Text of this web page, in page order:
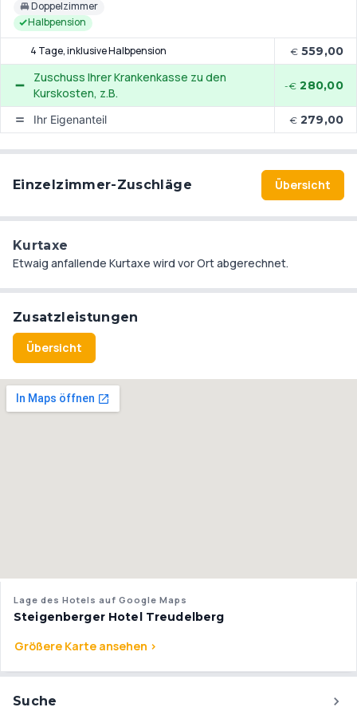
Doppelzimmer
Halbpension
4 Tage, inklusive Halbpension € 559,00
Zuschuss Ihrer Krankenkasse zu den
Kurskosten, z.B.
-€ 280,00
Ihr Eigenanteil € 279,00
Einzelzimmer-Zuschläge Übersicht
Kurtaxe
Etwaig anfallende Kurtaxe wird vor Ort abgerechnet.
Zusatzleistungen
Übersicht
Lage des Hotels auf Google Maps
Steigenberger Hotel Treudelberg
Größere Karte ansehen >
Suche